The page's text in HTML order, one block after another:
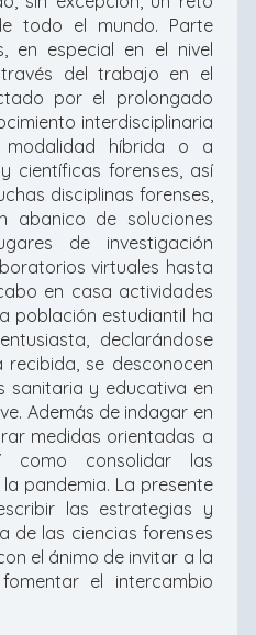
todo el mundo. Parte
en especial en el nivel
del trabajo en el
por el prolongado
interdisciplinaria
modalidad híbrida o a
científicas forenses, así
disciplinas forenses,
abanico de soluciones
de investigación
virtuales hasta
en casa actividades
población estudiantil ha
declarándose
se desconocen
sanitaria y educativa en
Además de indagar en
medidas orientadas a
como consolidar las
pandemia. La presente
las estrategias y
de las ciencias forenses
el ánimo de invitar a la
el intercambio